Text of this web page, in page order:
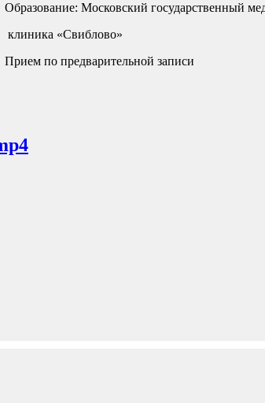
Образование: Московский государственный
клиника «Свиблово»
Прием по предварительной записи